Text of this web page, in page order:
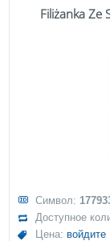
Filiżanka Ze
Символ:
Доступное
Цена: войдите